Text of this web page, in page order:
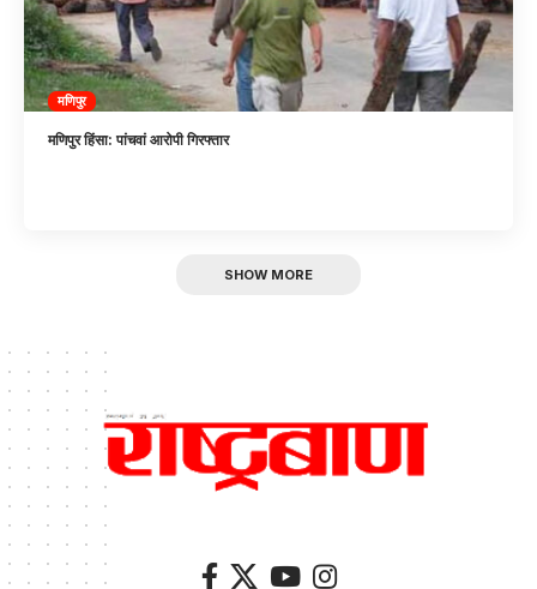
मणिपुर
मणिपुर हिंसा: पांचवां आरोपी गिरफ्तार
SHOW MORE